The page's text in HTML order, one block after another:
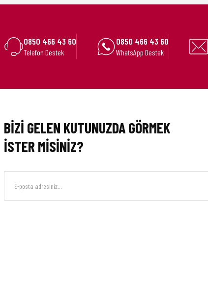
0850 466 43 60
Telefon Destek
0850 466 43 60
WhatsApp Destek
BİZİ GELEN KUTUNUZDA GÖRMEK
İSTER MİSİNİZ?